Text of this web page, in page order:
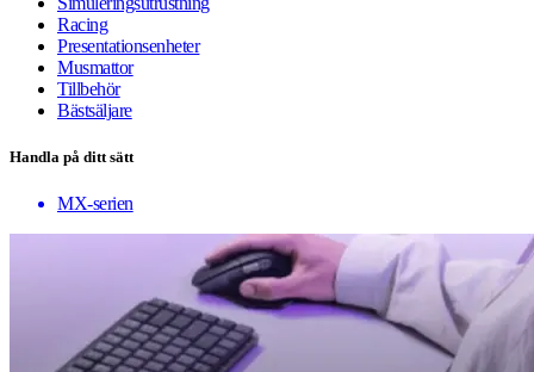
Racing
Presentationsenheter
Musmattor
Tillbehör
Bästsäljare
Handla på ditt sätt
MX-serien